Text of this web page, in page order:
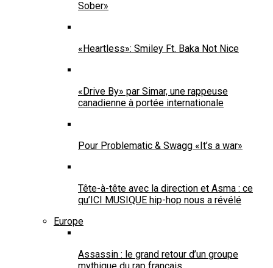
Sober»
«Heartless»: Smiley Ft. Baka Not Nice
«Drive By» par Simar, une rappeuse
canadienne à portée internationale
Pour Problematic & Swagg «It’s a war»
Tête-à-tête avec la direction et Asma : ce
qu’ICI MUSIQUE hip-hop nous a révélé
Europe
Assassin : le grand retour d’un groupe